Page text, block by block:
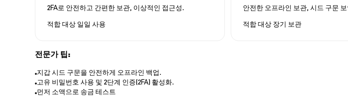
2FA로 안전하고 간편한 보관, 이상적인 접근성.
적합 대상 일일 사용
안전한 오프라인 보관, 시드 구문 보
적합 대상 장기 보관
전문가 팁:
지갑 시드 구문을 안전하게 오프라인 백업.
고유 비밀번호 사용 및 2단계 인증(2FA) 활성화.
먼저 소액으로 송금 테스트